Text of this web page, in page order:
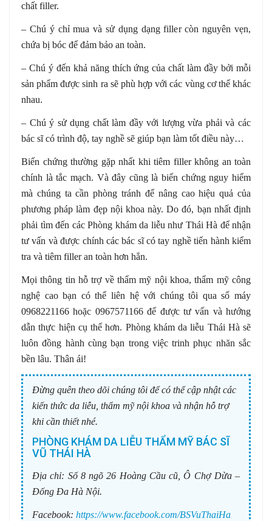
chất filler.
– Chú ý chỉ mua và sử dụng dạng filler còn nguyên vẹn,
chứa bị bóc để đảm bảo an toàn.
– Chú ý đến khả năng thích ứng của chất làm đầy bởi mỗi
sản phẩm được sinh ra sẽ phù hợp với các vùng cơ thể khác
nhau.
– Chú ý sử dụng chất làm đầy với lượng vừa phải và các
bác sĩ có trình độ, tay nghề sẽ giúp bạn làm tốt điều này…
Biến chứng thường gặp nhất khi tiêm filler không an toàn
chính là tắc mạch. Và đây cũng là biến chứng nguy hiểm
mà chúng ta cần phòng tránh để nâng cao hiệu quả của
phương pháp làm đẹp nội khoa này. Do đó, bạn nhất định
phải tìm đến các Phòng khám da liễu như Thái Hà để nhận
tư vấn và được chính các bác sĩ có tay nghề tiến hành kiểm
tra và tiêm filler an toàn hơn hẳn.
Mọi thông tin hỗ trợ về thẩm mỹ nội khoa, thẩm mỹ công
nghệ cao bạn có thể liên hệ với chúng tôi qua số máy
0968221166 hoặc 0967571166 để được tư vấn và hướng
dẫn thực hiện cụ thể hơn. Phòng khám da liễu Thái Hà sẽ
luôn đồng hành cùng bạn trong việc trinh phục nhăn sắc
bền lâu. Thân ái!
Đừng quên theo dõi chúng tôi để có thể cập nhật các
kiến thức da liễu, thẩm mỹ nội khoa và nhận hỗ trợ
khi cần thiết nhé.
PHÒNG KHÁM DA LIỄU THẨM MỸ BÁC SĨ
VŨ THÁI HÀ
Địa chỉ: Số 8 ngõ 26 Hoàng Cầu cũ, Ô Chợ Dừa –
Đống Đa Hà Nội.
Facebook: https://www.facebook.com/BSVuThaiHa